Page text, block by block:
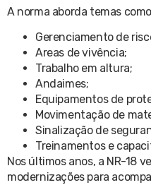
A norma aborda temas
Gerenciamento de
Areas de vivência;
Trabalho em altura;
Andaimes;
Equipamentos de
Movimentação de
Sinalização de
Treinamentos e
Nos últimos anos, a NR-18
modernizações para